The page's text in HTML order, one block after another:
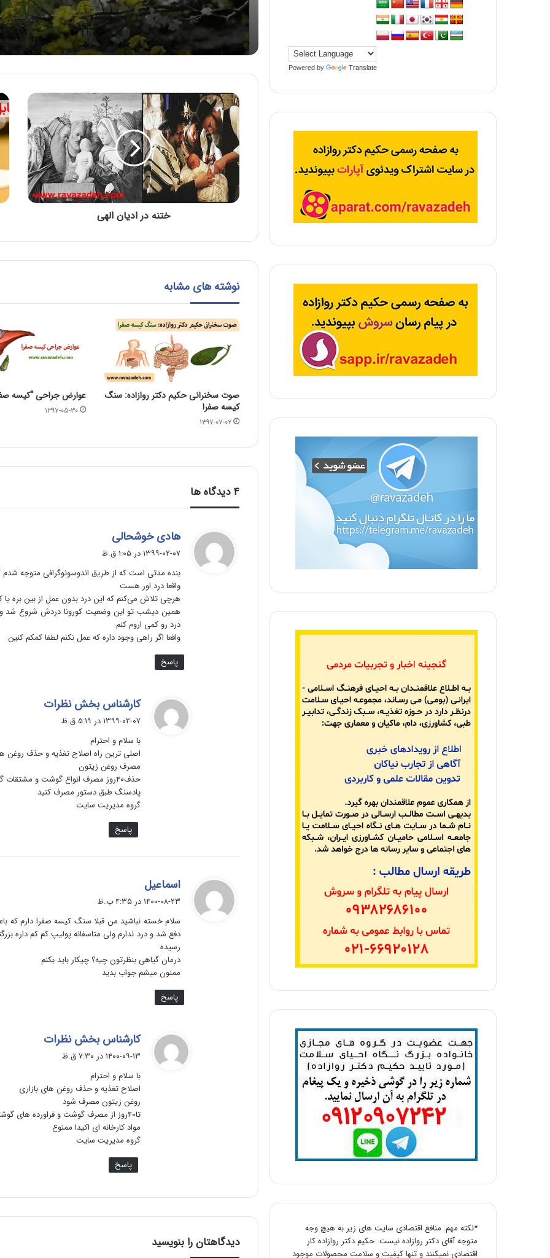
ختنه در ادیان الهی
نوشته های مشابه
صوت سخنرانی حکیم دکتر روازاده: سنگ
کیسه صفرا
۱۳۹۷-۰۷-۰۲
عوارض جراحی “کیسه
۱۳۹۷-۰۵-۳۰
‫۴ دیدگاه ها
هادی خوشحالی
۱۳۹۹-۰۲-۰۷ در ۱:۰۵ ق.ظ
بنده مدتی است که از طریق اندوسونوگرافی متوجه
واقعا درد اور هست
هرچی تلاش می‌کنم که این درد بدون عمل از بین بره
درد رو کمی اروم کنم
واقعا اگر راهی وجود داره که عمل نکنم لطفا کمکم کنین
پاسخ
کارشناس بخش نظرات
۱۳۹۹-۰۲-۰۷ در ۵:۱۹ ق.ظ
با سلام و احترام
اصلی ترین راه اصلاح تغذیه و حذف روغن
مصرف روغن زیتون
حذف۴۰روز مصرف انواع گوشت و مشتقات گوشت
پادسنگ طبق دستور مصرف کنید
گروه مدیریت سایت
پاسخ
اسماعیل
ف
:
۱۴۰۰-۰۸-۲۳ در ۴:۳۵ ب.ظ
سلام خسته نباشید من قبلا سنگ کیسه صفرا دارم که
رسیده
درمان گیاهی بنظرتون چیه؟ چیکار باید بکنم
ممنون میشم جواب بدید
پاسخ
کارشناس بخش نظرات
۱۴۰۰-۰۹-۱۳ در ۷:۳۰ ق.ظ
با سلام و احترام
اصلاح تغذیه و حذف روغن های بازاری
روغن زیتون مصرف شود
تا۴۰روز از مصرف گوشت و فراورده های گوشتی پرهیز کنید
مواد کارخانه ای اکیدا ممنوع
گروه مدیریت سایت
پاسخ
دیدگاهتان را بنویسید
Powered by Translate
*نکته مهم: منافع اقتصادی سایت های زیر به هیچ وجه
متوجه آقای دکتر روازاده نیست. حکیم دکتر روازاده کار
اقتصادی نمیکنند و تنها کیفیت و سلامت محصولات موجود